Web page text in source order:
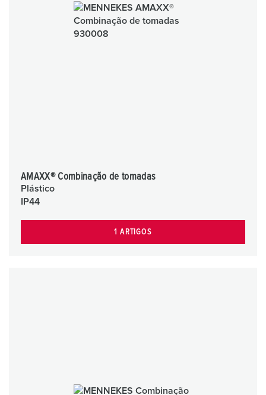
AMAXX® Combinação de tomadas
Plástico
IP44
1 ARTIGOS